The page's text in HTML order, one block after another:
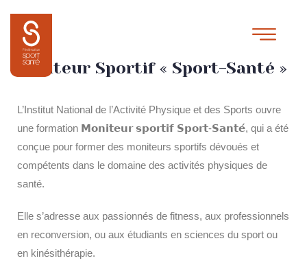
Formation initiale de base
Moniteur Sportif « Sport-Santé »
L’Institut National de l’Activité Physique et des Sports ouvre
une formation 𝗠𝗼𝗻𝗶𝘁𝗲𝘂𝗿 𝘀𝗽𝗼𝗿𝘁𝗶𝗳 𝗦𝗽𝗼𝗿𝘁-𝗦𝗮𝗻𝘁𝗲́, qui a été
conçue pour former des moniteurs sportifs dévoués et
compétents dans le domaine des activités physiques de
santé.
Elle s’adresse aux passionnés de fitness, aux professionnels
en reconversion, ou aux étudiants en sciences du sport ou
en kinésithérapie.